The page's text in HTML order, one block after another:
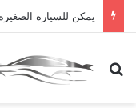
يمكن للسياره
بحث عن